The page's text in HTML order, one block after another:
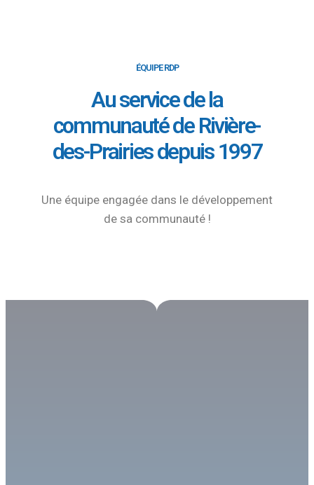
ÉQUIPE RDP
Au service de la
communauté de Rivière-
des-Prairies depuis 1997
Une équipe engagée dans le développement
de sa communauté !